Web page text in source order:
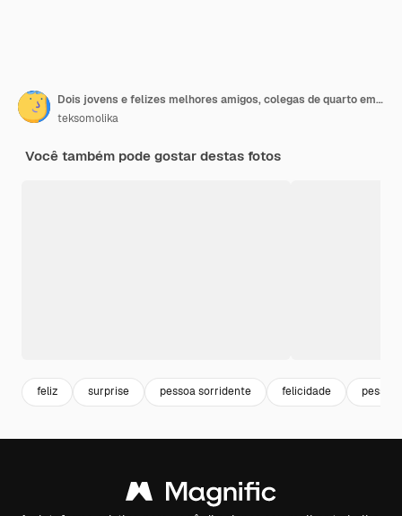
Dois jovens e felizes melhores amigos, colegas de quarto em frente a uma árvore de Natal, trocam presentes de Natal. Conceito de férias
teksomolika
Você também pode gostar destas fotos
feliz surprise pessoa sorridente felicidade pessoas